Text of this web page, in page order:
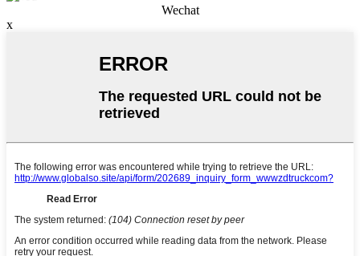
Wechat
x